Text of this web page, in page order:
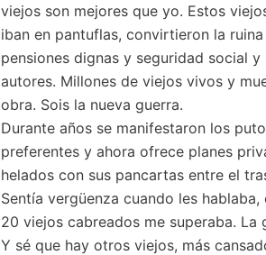
viejos son mejores que yo. Estos
iban en pantuflas, convirtieron la
pensiones dignas y seguridad social
autores. Millones de viejos vivos y
obra. Sois la nueva guerra.
Durante años se manifestaron los
preferentes y ahora ofrece planes
helados con sus pancartas entre el
Sentía vergüenza cuando les
20 viejos cabreados me superaba. La
Y sé que hay otros viejos, más